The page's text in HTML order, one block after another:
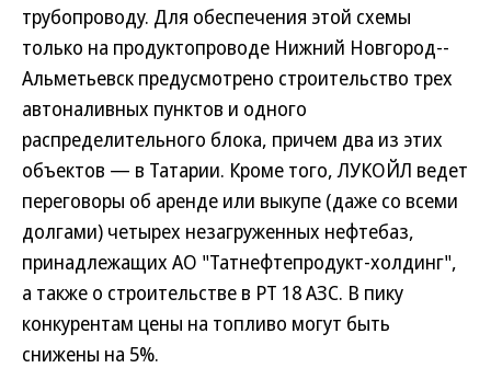
трубопроводу. Для обеспечения этой схемы
только на продуктопроводе Нижний Новгород--
Альметьевск предусмотрено строительство трех
автоналивных пунктов и одного
распределительного блока, причем два из этих
объектов — в Татарии. Кроме того, ЛУКОЙЛ ведет
переговоры об аренде или выкупе (даже со всеми
долгами) четырех незагруженных нефтебаз,
принадлежащих АО "Татнефтепродукт-холдинг",
а также о строительстве в РТ 18 АЗС. В пику
конкурентам цены на топливо могут быть
снижены на 5%.